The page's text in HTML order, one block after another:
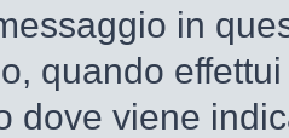
in
quando
dove viene